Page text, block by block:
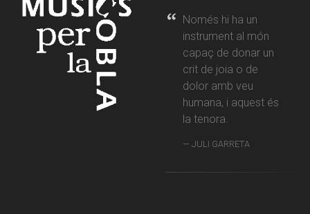
Només hi ha un
instrument al món
capaç de donar un
crit de joia o de
dolor amb veu
humana, i aquest és
la tenora.
JULI GARRETA